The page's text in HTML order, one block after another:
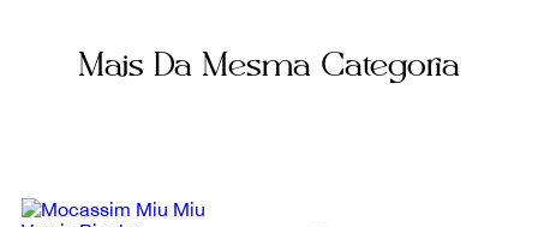
Camurça Marrom
Tamanho
Mais Da Mesma Categoria